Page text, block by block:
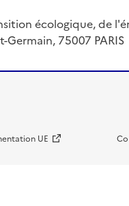
écologique, de
Germain, 75007 PARIS
UE